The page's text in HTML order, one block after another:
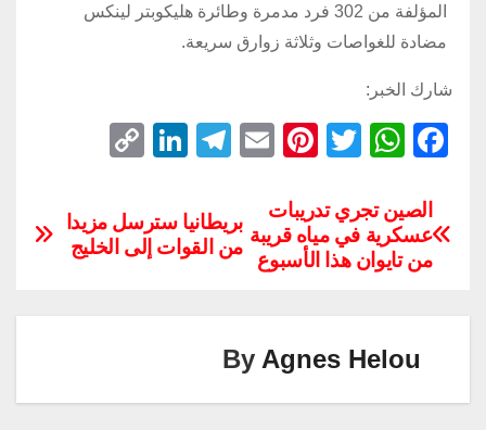
المؤلفة من 302 فرد مدمرة وطائرة هليكوبتر لينكس
مضادة للغواصات وثلاثة زوارق سريعة.
شارك الخبر:
F
c
e
b
o
W
at
s
A
p
T
tt
er
Pi
er
e
st
E
ail
T
e
gr
Li
e
p
y
بريطانيا سترسل مزيدا
من القوات إلى الخليج
الصين تجري تدريبات
عسكرية في مياه قريبة
من تايوان هذا الأسبوع
By Agnes Helou